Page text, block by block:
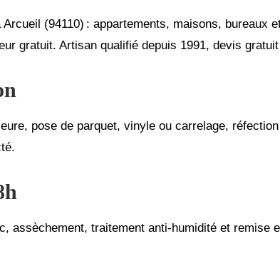
(94110) : appartements, maisons, bureaux
gratuit. Artisan qualifié depuis 1991, devis
pose de parquet, vinyle ou carrelage,
assèchement, traitement anti‑humidité et remise